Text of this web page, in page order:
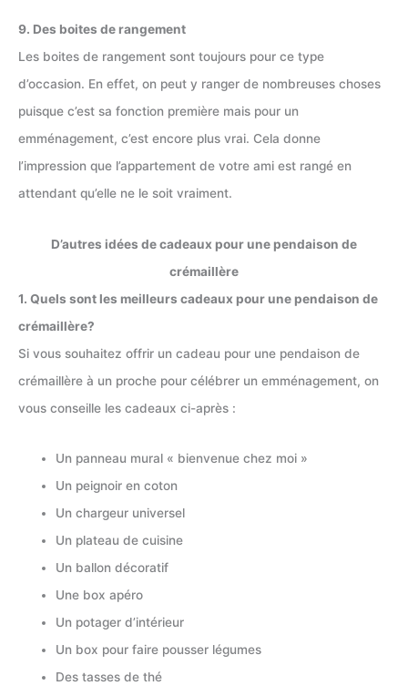
9. Des boites de rangement
Les boites de rangement sont toujours pour ce type
d’occasion. En effet, on peut y ranger de nombreuses choses
puisque c’est sa fonction première mais pour un
emménagement, c’est encore plus vrai. Cela donne
l’impression que l’appartement de votre ami est rangé en
attendant qu’elle ne le soit vraiment.
D’autres idées de cadeaux pour une pendaison de
crémaillère
1. Quels sont les meilleurs cadeaux pour une pendaison de
crémaillère?
Si vous souhaitez offrir un cadeau pour une pendaison de
crémaillère à un proche pour célébrer un emménagement, on
vous conseille les cadeaux ci-après :
Un panneau mural « bienvenue chez moi »
Un peignoir en coton
Un chargeur universel
Un plateau de cuisine
Un ballon décoratif
Une box apéro
Un potager d’intérieur
Un box pour faire pousser légumes
Des tasses de thé